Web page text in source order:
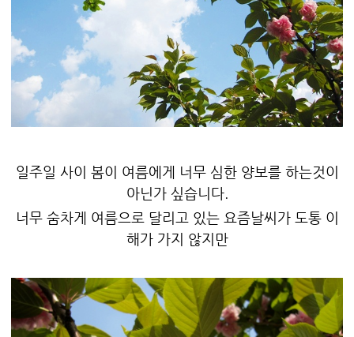
일주일 사이 봄이 여름에게 너무 심한 양보를 하는것이
아닌가 싶습니다.
너무 숨차게 여름으로 달리고 있는 요즘날씨가 도통 이
해가 가지 않지만